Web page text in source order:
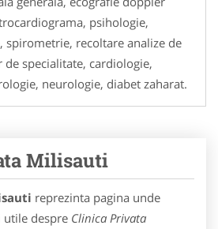
psihologie,
recoltare analize de
specialitate, cardiologie,
neurologie, diabet zaharat.
Milisauti
reprezinta pagina unde
despre Clinica Privata